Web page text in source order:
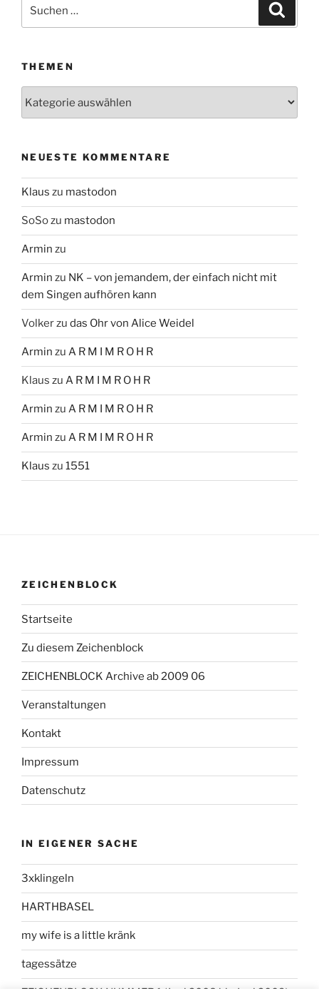
THEMEN
NEUESTE KOMMENTARE
Klaus zu mastodon
SoSozu mastodon
Armin zu
Armin zu NK – von jemandem, der einfach nicht mit
dem Singen aufhören kann
Volkerzu das Ohr von Alice Weidel
Armin zu A R M I M R O H R
Klaus zu A R M I M R O H R
Armin zu A R M I M R O H R
Armin zu A R M I M R O H R
Klaus zu 1551
ZEICHENBLOCK
Startseite
Zu diesem Zeichenblock
ZEICHENBLOCK Archive ab 2009 06
Veranstaltungen
Kontakt
Impressum
Datenschutz
IN EIGENER SACHE
3xklingeln
HARTHBASEL
my wife is a little kränk
tagessätze